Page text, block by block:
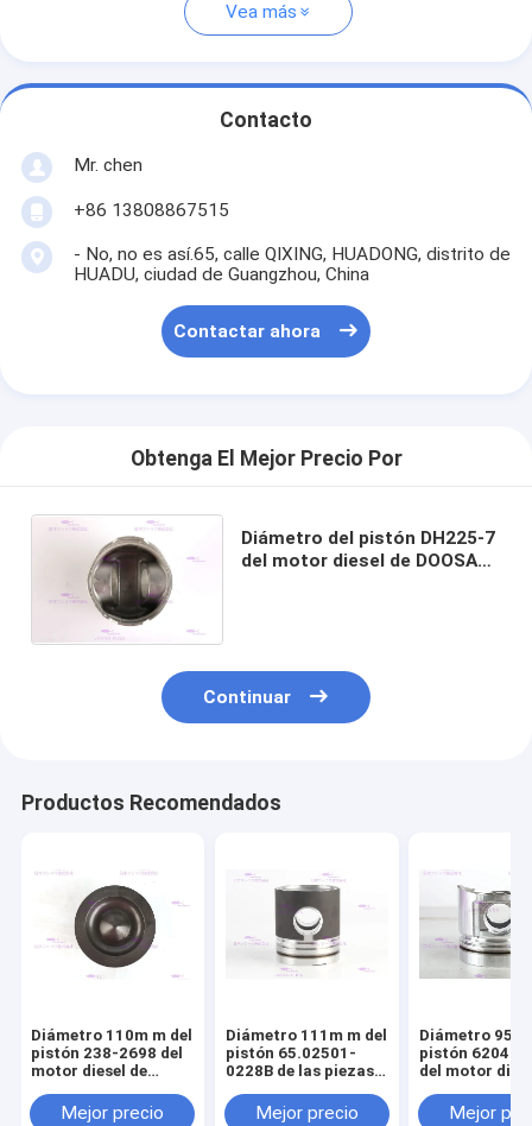
Vea más
Contacto
Mr. chen
+86 13808867515
- No, no es así.65, calle QIXING, HUADONG, distrito de
HUADU, ciudad de Guangzhou, China
Contactar ahora
Obtenga El Mejor Precio Por
Diámetro del pistón DH225-7
del motor diesel de DOOSAN
Continuar
Productos Recomendados
Diámetro 110m m del
pistón 238-2698 del
motor diesel de
Mejor precio
Diámetro 111m m del
pistón 65.02501-
0228B de las piezas
DOOSAN DE08T
Mejor precio
Diámetro 95m
pistón 6204-
del motor
2
Mejor